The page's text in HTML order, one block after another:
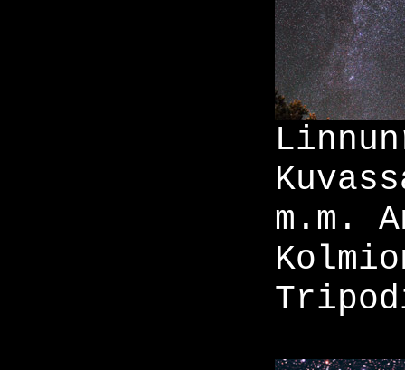
m.m.